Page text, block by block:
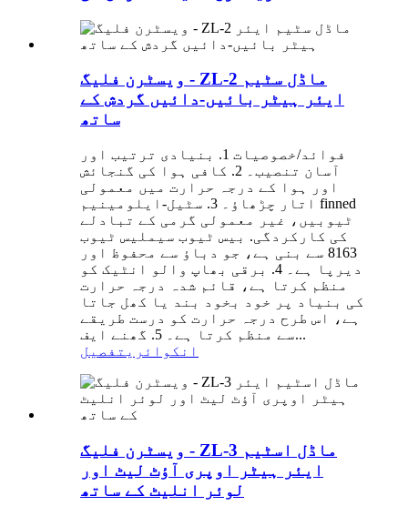
ویسٹرن فلیگ - ZL-2 ماڈل سٹیم
ایئر ہیٹر بائیں-دائیں گردش کے
ساتھ
فوائد/خصوصیات 1. بنیادی ترتیب اور
آسان تنصیب۔ 2. کافی ہوا کی گنجائش
اور ہوا کے درجہ حرارت میں معمولی
اتار چڑھاؤ۔ 3. سٹیل-ایلومینیم finned
ٹیوبیں، غیر معمولی گرمی کے تبادلے
کی کارکردگی. بیس ٹیوب سیملیس ٹیوب
8163 سے بنی ہے، جو دباؤ سے محفوظ اور
دیرپا ہے۔ 4. برقی بھاپ والو انٹیک کو
منظم کرتا ہے، قائم شدہ درجہ حرارت
کی بنیاد پر خود بخود بند یا کھل جاتا
ہے، اس طرح درجہ حرارت کو درست طریقے
سے منظم کرتا ہے۔ 5. گھنے ایف...
انکوائری تفصیل
ویسٹرن فلیگ - ZL-3 ماڈل اسٹیم
ایئر ہیٹر اوپری آؤٹ لیٹ اور
لوئر انلیٹ کے ساتھ